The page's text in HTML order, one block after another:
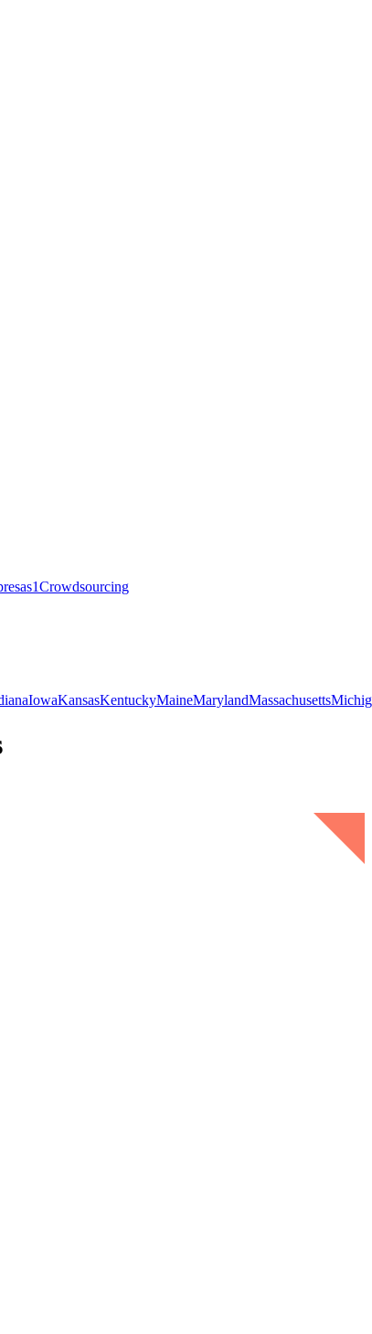
1Crowdsourcing
IowaKansasKentuckyMaineMarylandMassachusetts